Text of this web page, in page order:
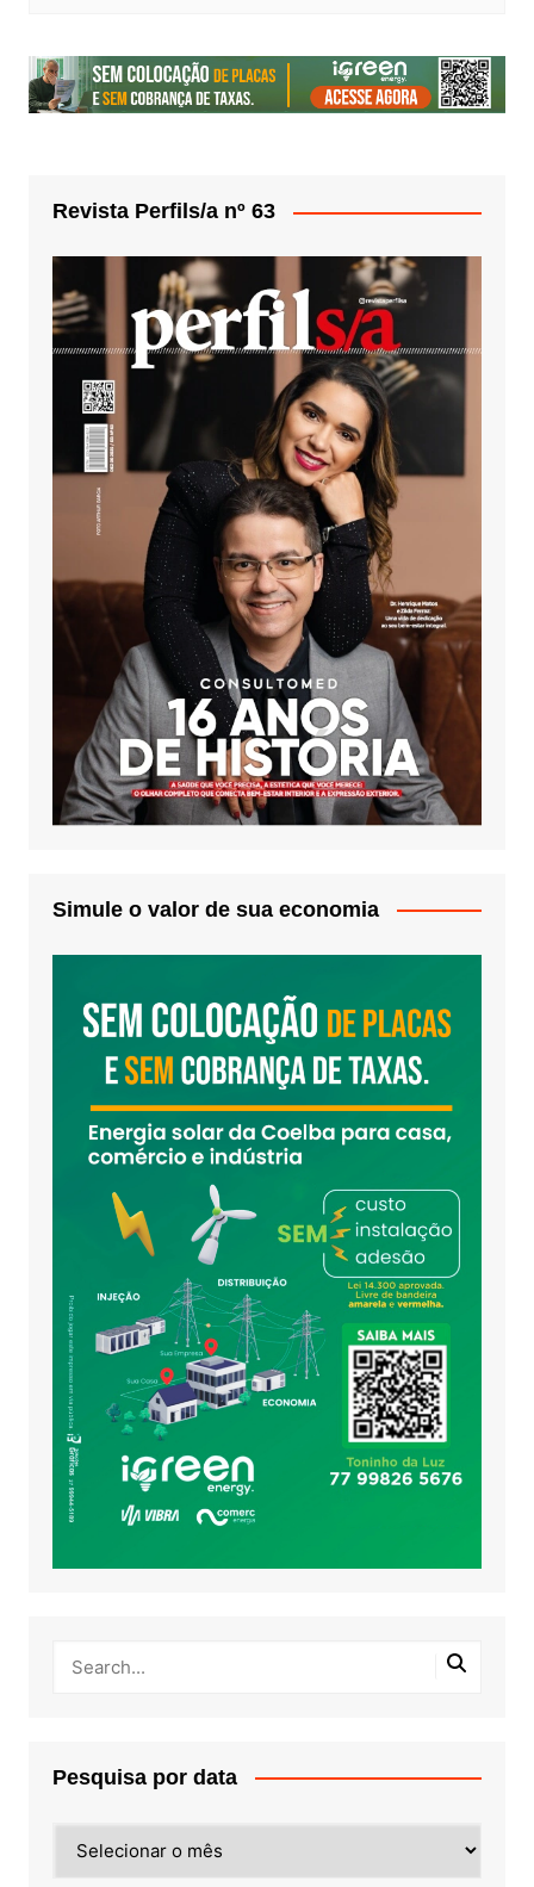
Revista Perfils/a nº 63
Simule o valor de sua economia
Pesquisa por data
por